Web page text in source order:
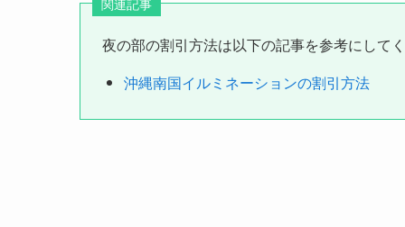
関連記事
夜の部の割引方法は以下の記事を参考にしてく
沖縄南国イルミネーションの割引方法